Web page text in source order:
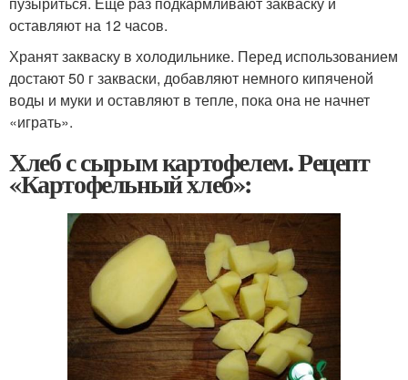
оставляют на 12 часов.
Хранят закваску в холодильнике. Перед использованием
достают 50 г закваски, добавляют немного кипяченой
воды и муки и оставляют в тепле, пока она не начнет
«играть».
Хлеб с сырым картофелем. Рецепт
«Картофельный хлеб»: